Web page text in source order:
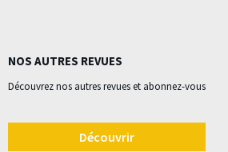
NOS AUTRES REVUES
Découvrez nos autres revues et abonnez-vous
Découvrir